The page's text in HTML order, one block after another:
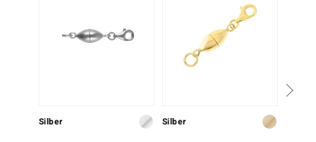
Silber Silber